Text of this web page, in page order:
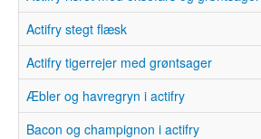
Actifry stegt flæsk
Actifry tigerrejer med grøntsager
Æbler og havregryn i actifry
Bacon og champignon i actifry